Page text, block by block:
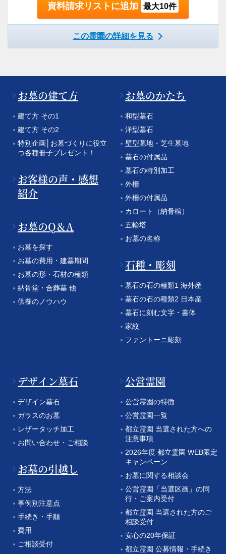
資料請求リストに追加 最大10件
この霊園の詳細を見る
お墓の建て方
建て方 その1
建て方 その2
特別企画│お墓づくりに役立
つ各種冊子プレゼント！
お客様の声・感想
紹介
お墓のQ＆A
お墓を探す
お墓の費用・建墓期間
お墓の形・石材の種類
納骨堂・合葬墓 他
供養のノウハウ
お墓のかたち
和型墓石
洋型墓石
壁型墓地・芝生墓地
墓石の付属品
墓石の特別加工
外柵
外柵の付属品
カロート（納骨棺）
五輪塔
お墓の名称
石種・彫刻
墓石の石の種類1 海外産
墓石の石の種類2 日本産
墓石に刻む文字・書体
家紋
ファントーニ彫刻
デザイン墓石
デザイン墓石
ガラスのお墓
レザータッチ加工
お問い合わせ・ご相談
お墓の引越し
方法
事例別注意点
手続き・手順
費用
ご相談受付
公営霊園
公営霊園の特徴
公営霊園一覧
都立霊園 当選された方への
注意事項
2026年度 都立霊園 WEB限定
キャンペーン
お墓に関する相談会
公営霊園「当選区画」の同
行・ご案内受付
都立霊園 当選された方のご
相談受付
安心の20年保証
都立霊園 公募情報・手続き